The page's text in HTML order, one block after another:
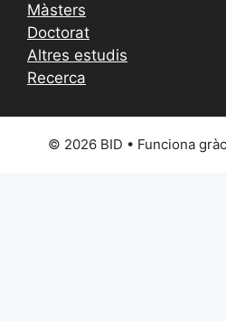
Màsters
Doctorat
Altres estudis
Recerca
© 2026 BID • Funciona